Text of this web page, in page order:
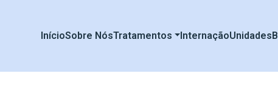
InícioSobre NósTratamentos InternaçãoUnidades